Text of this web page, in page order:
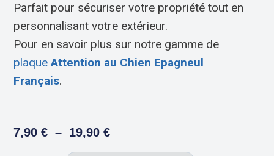
Parfait pour sécuriser votre propriété tout en
personnalisant votre extérieur.
Pour en savoir plus sur notre gamme de
plaqueAttention au Chien Epagneul
Français.
7,90€ – 19,90€